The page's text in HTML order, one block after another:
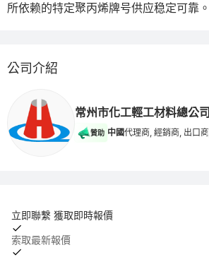
所依赖的特定聚丙烯牌号供应稳定可靠。
公司介紹
常州市化工輕工材料總公司
贊助 中國代理商, 經銷商, 出口商
立即聯繫 獲取即時報價
索取最新報價